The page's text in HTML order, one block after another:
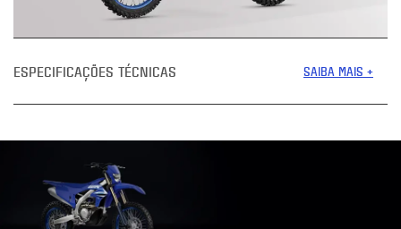
ESPECIFICAÇÕES TÉCNICAS SAIBA MAIS +